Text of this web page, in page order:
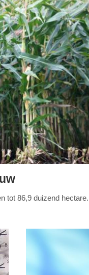
tot 86,9 duizend